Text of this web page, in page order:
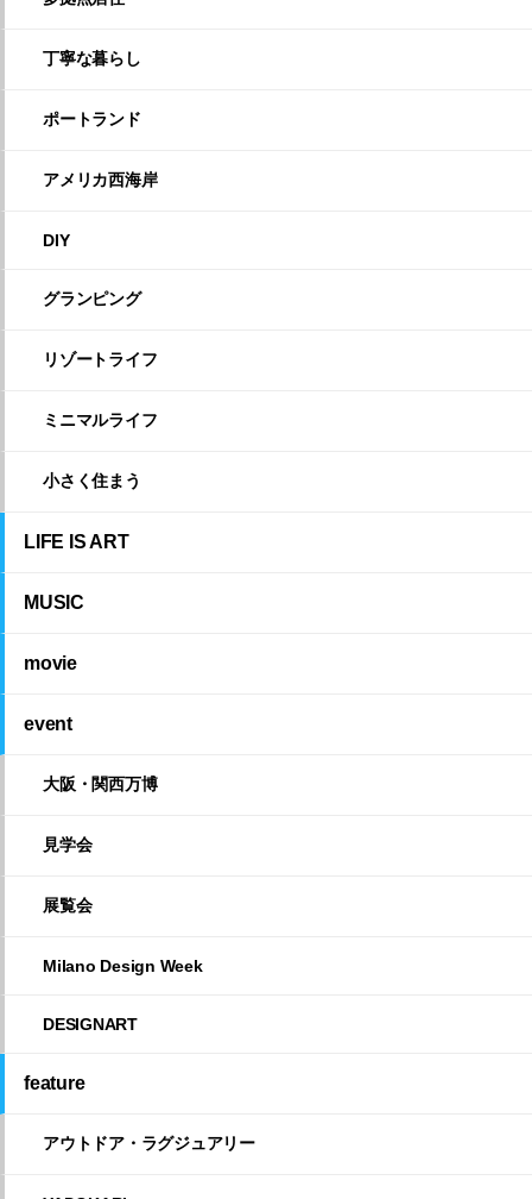
丁寧な暮らし
ポートランド
アメリカ西海岸
DIY
グランピング
リゾートライフ
ミニマルライフ
小さく住まう
LIFE IS ART
MUSIC
movie
event
大阪・関西万博
見学会
展覧会
Milano Design Week
DESIGNART
feature
アウトドア・ラグジュアリー